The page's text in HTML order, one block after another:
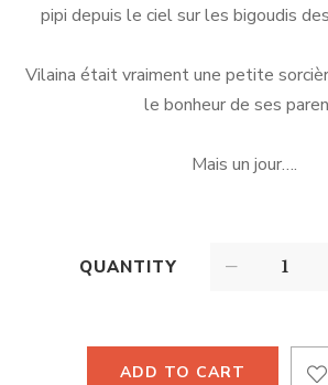
pipi depuis le ciel sur les bigoudis
Vilaina était vraiment une petite
le bonheur de ses
Mais un jour….
QUANTITY
ADD TO CART